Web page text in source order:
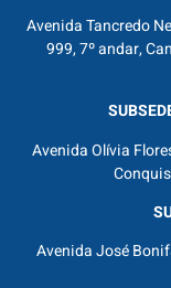
Avenida Tancredo
999, 7º andar,
Avenida Olívia
Avenida José